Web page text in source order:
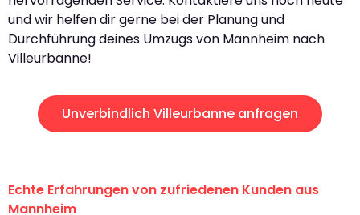
und wir helfen dir gerne bei der Planung und
Durchführung deines Umzugs von Mannheim nach
Villeurbanne!
Unverbindlich Villeurbanne anfragen
Echte Erfahrungen von zufriedenen Kunden aus
Mannheim